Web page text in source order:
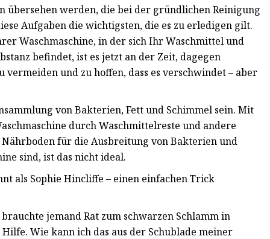
übersehen werden, die bei der gründlichen Reinigung
Aufgaben die wichtigsten, die es zu erledigen gilt.
Waschmaschine, in der sich Ihr Waschmittel und
befindet, ist es jetzt an der Zeit, dagegen
und zu hoffen, dass es verschwindet – aber
von Bakterien, Fett und Schimmel sein. Mit
durch Waschmittelreste und andere
für die Ausbreitung von Bakterien und
sind, ist das nicht ideal.
als Sophie Hincliffe – einen einfachen Trick
jemand Rat zum schwarzen Schlamm in
Wie kann ich das aus der Schublade meiner